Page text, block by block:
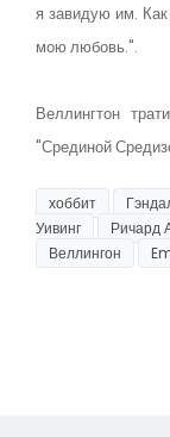
я завидую им.
мою любовь.".
Веллингтон
"Срединой
хоббит
Уивинг
Ричард
Веллингон